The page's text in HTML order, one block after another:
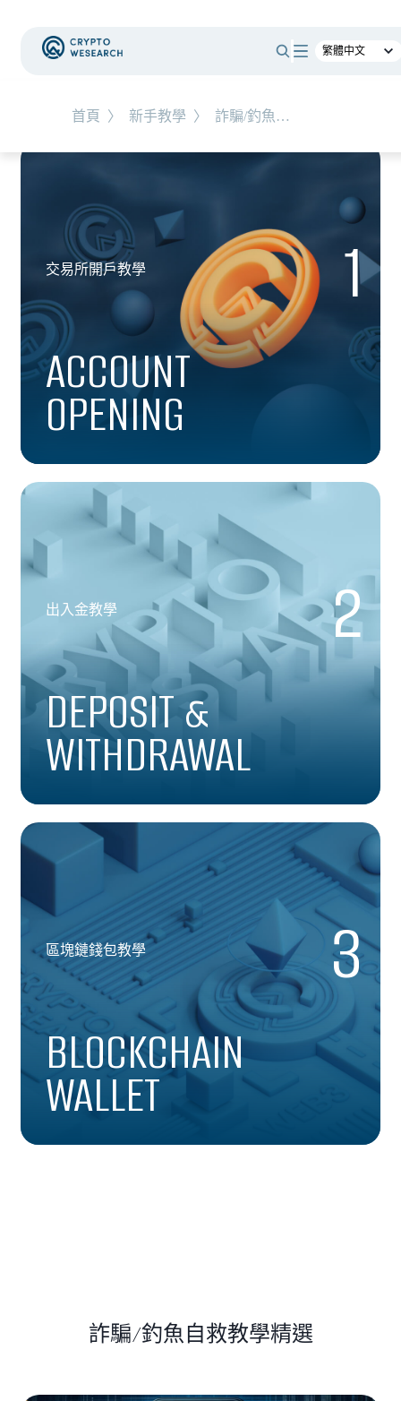
首頁 〉 新手教學 〉 詐騙/釣魚自救教學
1
交易所開戶教學
ACCOUNT
OPENING
2
出入金教學
DEPOSIT &
WITHDRAWAL
3
區塊鏈錢包教學
BLOCKCHAIN
WALLET
詐騙/釣魚自救教學精選